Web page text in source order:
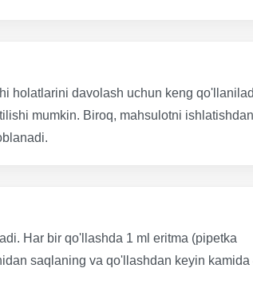
holatlarini davolash uchun keng
mumkin. Biroq, mahsulotni ishlatishdan
Har bir qo'llashda 1 ml eritma (pipetka
saqlaning va qo'llashdan keyin kamida